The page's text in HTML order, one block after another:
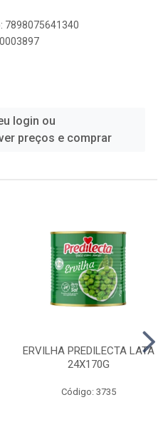
7898075641340
login ou
preços e comprar
ERVILHA PREDILECTA LATA
24X170G
Código: 3735